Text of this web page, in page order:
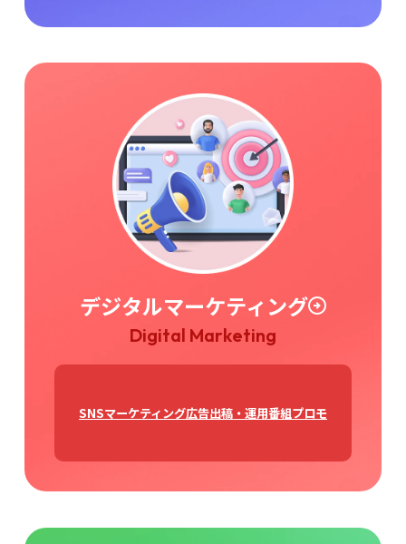
デジタルマーケティング
Digital Marketing
SNSマーケティング広告出稿・運用番組プロモ